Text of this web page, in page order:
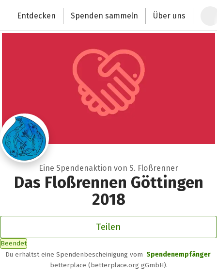
Deutschlands größte Spendenplattform
Entdecken Spenden sammeln Über uns
Eine Spendenaktion von S. Floßrenner
Das Floßrennen Göttingen
2018
Teilen
Beendet
Du erhältst eine Spendenbescheinigung vom Spendenempfänger
betterplace (betterplace.org gGmbH).